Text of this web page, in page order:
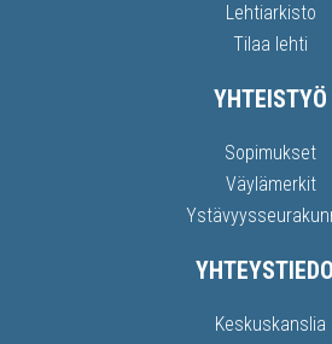
Lehtiarkisto
Tilaa lehti
YHTEISTYÖ
Sopimukset
Väylämerkit
Keskuskanslia